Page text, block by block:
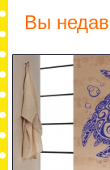
Вы